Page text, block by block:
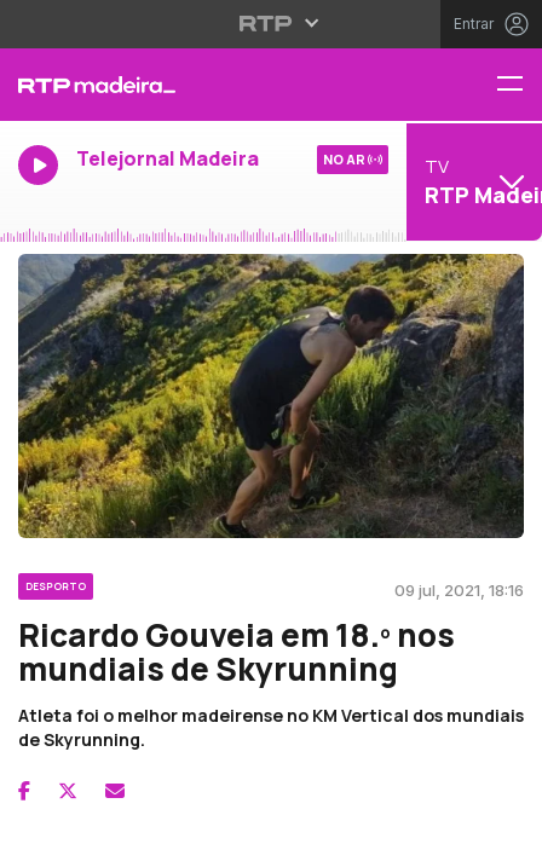
Entrar
Telejornal Madeira NO AR TV
RTP
DESPORTO 09 jul, 2021, 18:16
Ricardo Gouveia em 18.º nos
mundiais de Skyrunning
Atleta foi o melhor madeirense no KM Vertical dos mundiais
de Skyrunning.